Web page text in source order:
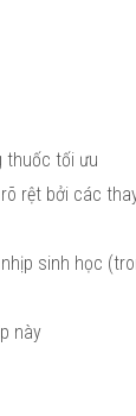
thuốc tối ưu
rệt bởi các
sinh học
này